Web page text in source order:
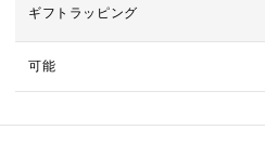
ギフトラッピング
可能